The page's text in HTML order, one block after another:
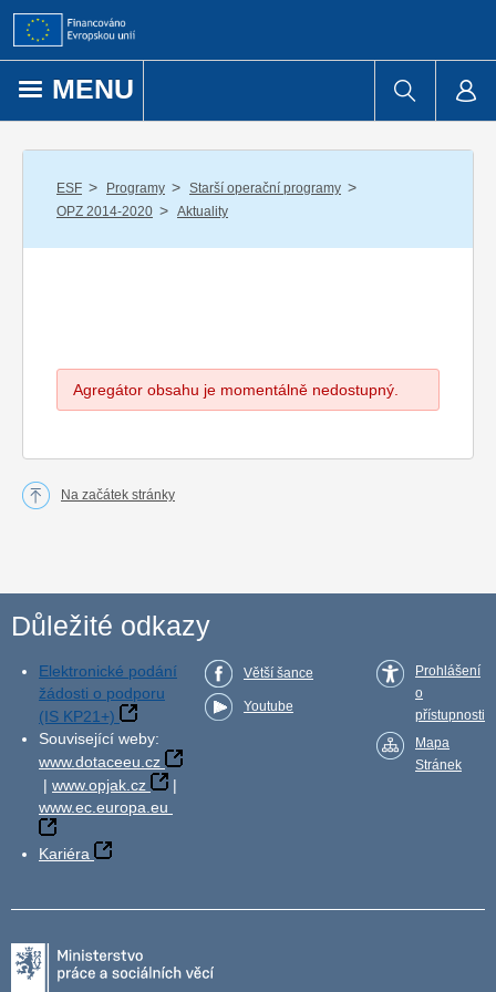
Přejít k obsahu
MENU
ESF / Programy / Starší operační programy /
OPZ 2014-2020 / Aktuality
Agregátor obsahu je momentálně nedostupný.
Na začátek stránky
Důležité odkazy
Elektronické podání
žádosti o podporu
(IS KP21+)
Související weby:
www.dotaceeu.cz
| www.opjak.cz
|
www.ec.europa.eu
Kariéra
Větší šance
Youtube
Prohlášení
o
přístupnosti
Mapa
Stránek